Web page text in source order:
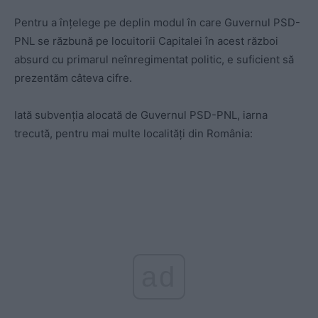
Pentru a înțelege pe deplin modul în care Guvernul PSD-
PNL se răzbună pe locuitorii Capitalei în acest război
absurd cu primarul neînregimentat politic, e suficient să
prezentăm câteva cifre.
Iată subvenția alocată de Guvernul PSD-PNL, iarna
trecută, pentru mai multe localități din România: